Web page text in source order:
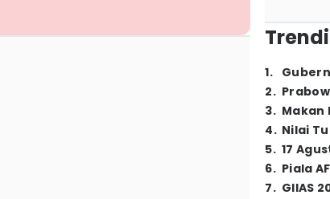
1.
2.
3. Makan
4. Nilai
5. 17
6. Piala
7. GIIAS